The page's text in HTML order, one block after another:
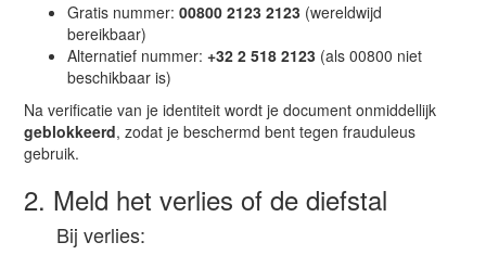
Gratis nummer:00800 2123 2123 (wereldwijd
bereikbaar)
Alternatief nummer:+32 2 518 2123 (als 00800 niet
beschikbaar is)
Na verificatie van je identiteit wordt je document onmiddellijk
geblokkeerd, zodat je beschermd bent tegen frauduleus
gebruik.
2. Meld het verlies of de diefstal
Bij verlies: